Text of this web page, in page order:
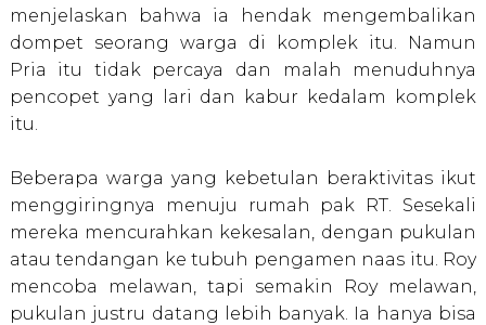
menjelaskan bahwa ia hendak mengembalikan
dompet seorang warga di komplek itu. Namun
Pria itu tidak percaya dan malah menuduhnya
pencopet yang lari dan kabur kedalam komplek
itu.
Beberapa warga yang kebetulan beraktivitas ikut
menggiringnya menuju rumah pak RT. Sesekali
mereka mencurahkan kekesalan, dengan pukulan
atau tendangan ke tubuh pengamen naas itu. Roy
mencoba melawan, tapi semakin Roy melawan,
pukulan justru datang lebih banyak. Ia hanya bisa